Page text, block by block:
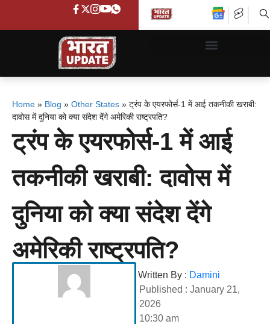
Home » Blog » Other States » ट्रंप के एयरफोर्स-1 में आई तकनीकी खराबी:
दावोस में दुनिया को क्या संदेश देंगे अमेरिकी राष्ट्रपति?
ट्रंप के एयरफोर्स-1 में आई
तकनीकी खराबी: दावोस में
दुनिया को क्या संदेश देंगे
अमेरिकी राष्ट्रपति?
Written By : Damini
Published : January 21,
2026
10:30 am